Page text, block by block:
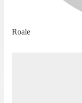
Roale